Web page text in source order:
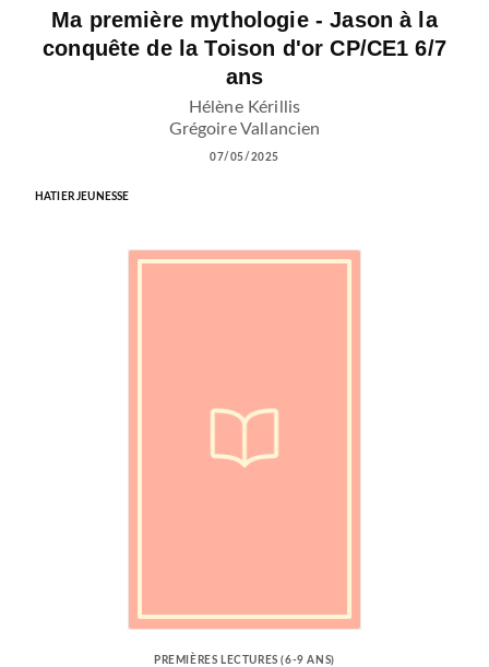
Ma première mythologie - Jason à la
conquête de la Toison d'or CP/CE1 6/7
ans
Hélène Kérillis
Grégoire Vallancien
07/05/2025
HATIER JEUNESSE
PREMIÈRES LECTURES (6-9 ANS)